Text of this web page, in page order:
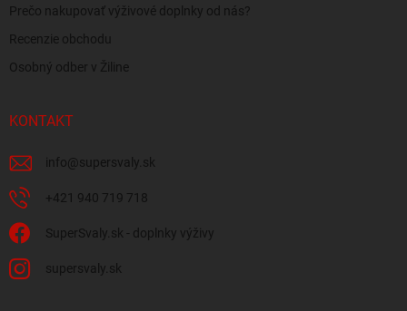
Prečo nakupovať výživové doplnky od nás?
Recenzie obchodu
Osobný odber v Žiline
KONTAKT
info@ supersvaly.sk
+421 940 719 718
SuperSvaly.sk - doplnky výživy
supersvaly.sk